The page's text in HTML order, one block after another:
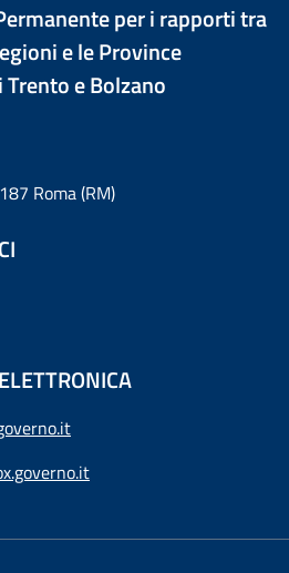
per i rapporti tra
e le Province
e Bolzano
Roma (RM)